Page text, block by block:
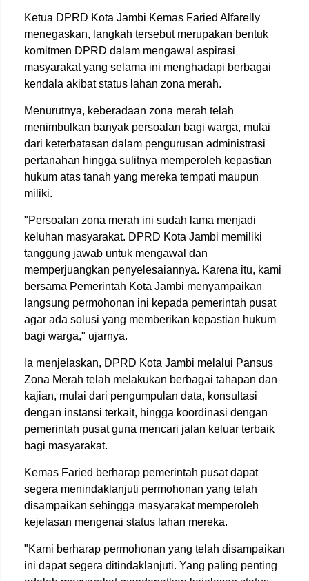
Ketua DPRD Kota Jambi Kemas Faried Alfarelly
menegaskan, langkah tersebut merupakan bentuk
komitmen DPRD dalam mengawal aspirasi
masyarakat yang selama ini menghadapi berbagai
kendala akibat status lahan zona merah.
Menurutnya, keberadaan zona merah telah
menimbulkan banyak persoalan bagi warga, mulai
dari keterbatasan dalam pengurusan administrasi
pertanahan hingga sulitnya memperoleh kepastian
hukum atas tanah yang mereka tempati maupun
miliki.
"Persoalan zona merah ini sudah lama menjadi
keluhan masyarakat. DPRD Kota Jambi memiliki
tanggung jawab untuk mengawal dan
memperjuangkan penyelesaiannya. Karena itu, kami
bersama Pemerintah Kota Jambi menyampaikan
langsung permohonan ini kepada pemerintah pusat
agar ada solusi yang memberikan kepastian hukum
bagi warga," ujarnya.
Ia menjelaskan, DPRD Kota Jambi melalui Pansus
Zona Merah telah melakukan berbagai tahapan dan
kajian, mulai dari pengumpulan data, konsultasi
dengan instansi terkait, hingga koordinasi dengan
pemerintah pusat guna mencari jalan keluar terbaik
bagi masyarakat.
Kemas Faried berharap pemerintah pusat dapat
segera menindaklanjuti permohonan yang telah
disampaikan sehingga masyarakat memperoleh
kejelasan mengenai status lahan mereka.
"Kami berharap permohonan yang telah disampaikan
ini dapat segera ditindaklanjuti. Yang paling penting